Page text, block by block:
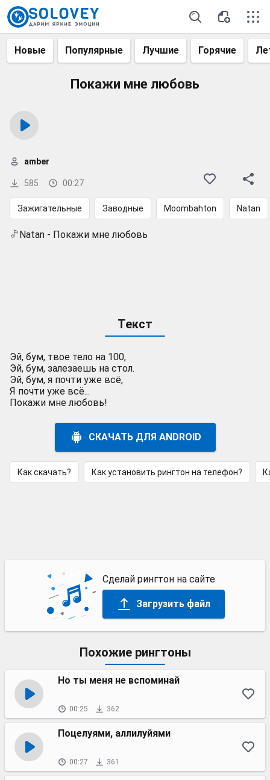
Новые Популярные Лучшие Горячие
Покажи мне любовь
585 00:27
amber
Зажигательные Заводные Moombahton Natan
Natan - Покажи мне любовь
Текст
Эй, бум, твое тело на 100,
Эй, бум, залезаешь на стол.
Эй, бум, я почти уже всё,
Я почти уже всё...
Покажи мне любовь!
СКАЧАТЬ ДЛЯ ANDROID
Как скачать? Как установить рингтон на телефон?
Сделай рингтон на сайте
Загрузить файл
Похожие рингтоны
Но ты меня не вспоминай
00:25 362
Поцелуями, аллилуйями
00:27 361